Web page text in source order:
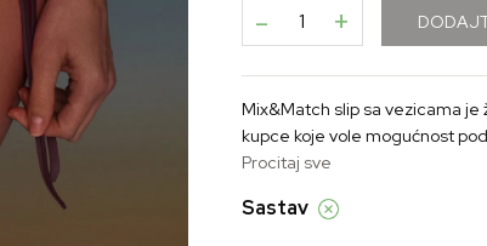
- +
Mix&Match slip sa vezicama
kupce koje vole mogućnost
omogućavaju lakše
Procitaj sve
Sastav